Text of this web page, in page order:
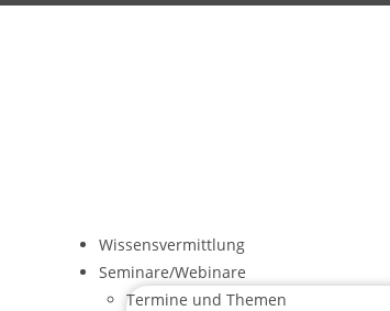
Wissensvermittlung
Seminare/Webinare
Termine und Themen